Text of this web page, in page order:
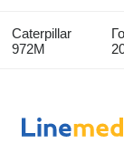
Caterpillar
972M